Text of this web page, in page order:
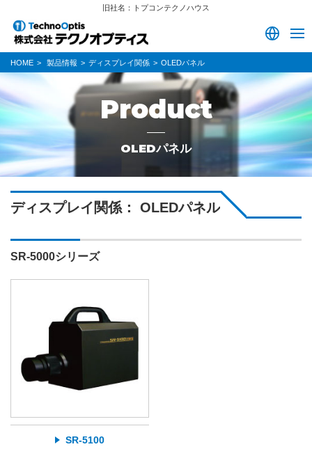
旧社名：トプコンテクノハウス
HOME 製品情報 ディスプレイ関係 OLEDパネル
Product
OLEDパネル
ディスプレイ関係： OLEDパネル
SR-5000シリーズ
SR-5100